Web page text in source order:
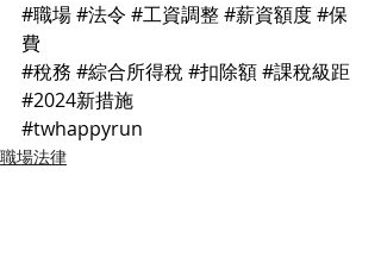
#職場#法令 #工資調整#薪資額度#保
費
#稅務 #綜合所得稅#扣除額#課稅級距
#2024新措施
#twhappyrun
職場法律